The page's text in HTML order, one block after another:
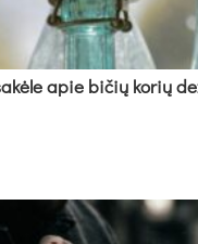
apie bi­čių ko­rių